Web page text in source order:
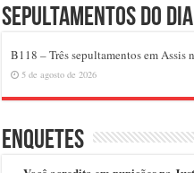
Sepultamentos do dia
B118 – Três sepultamentos em Assis
5 de agosto de 2026
Enquetes